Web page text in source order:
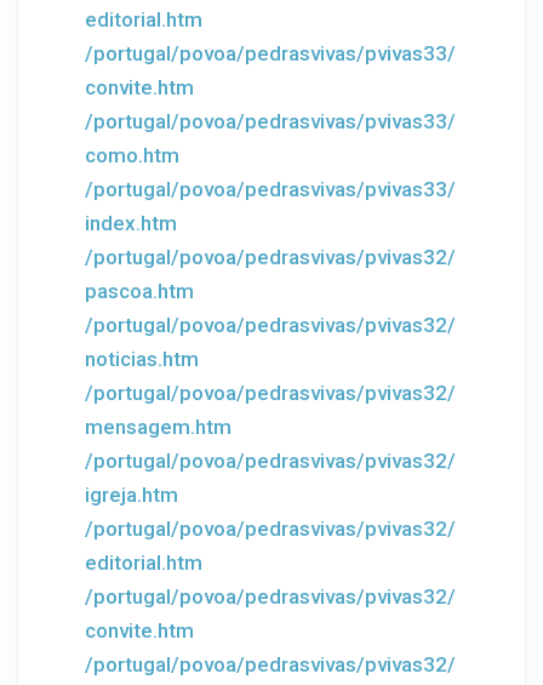
editorial.htm
/portugal/povoa/pedrasvivas/pvivas33/
convite.htm
/portugal/povoa/pedrasvivas/pvivas33/
como.htm
/portugal/povoa/pedrasvivas/pvivas33/
index.htm
/portugal/povoa/pedrasvivas/pvivas32/
pascoa.htm
/portugal/povoa/pedrasvivas/pvivas32/
noticias.htm
/portugal/povoa/pedrasvivas/pvivas32/
mensagem.htm
/portugal/povoa/pedrasvivas/pvivas32/
igreja.htm
/portugal/povoa/pedrasvivas/pvivas32/
editorial.htm
/portugal/povoa/pedrasvivas/pvivas32/
convite.htm
/portugal/povoa/pedrasvivas/pvivas32/